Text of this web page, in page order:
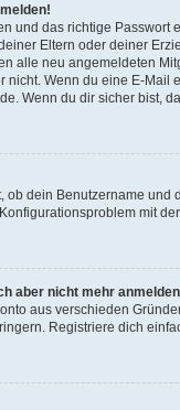
und das richtige
Eltern oder deiner
alle neu angemeldeten
Wenn du eine E-
Wenn du dir sicher bist,
dein Benutzername
mit
aber nicht mehr
aus verschieden
Registriere dich